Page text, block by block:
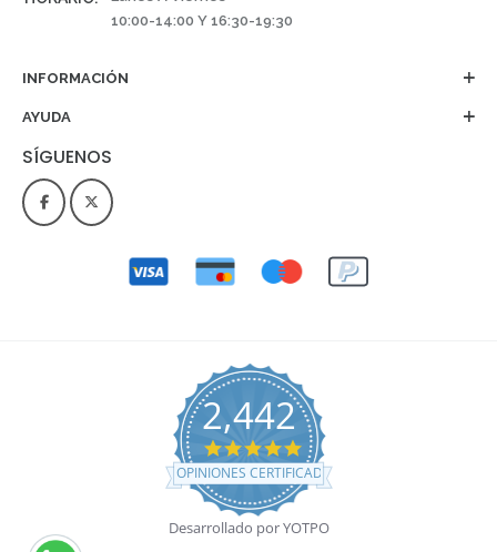
10:00-14:00 Y 16:30-19:30
INFORMACIÓN
AYUDA
SÍGUENOS
2,442
4.9 star rating
OPINIONES CERTIFICADAS
Desarrollado por YOTPO